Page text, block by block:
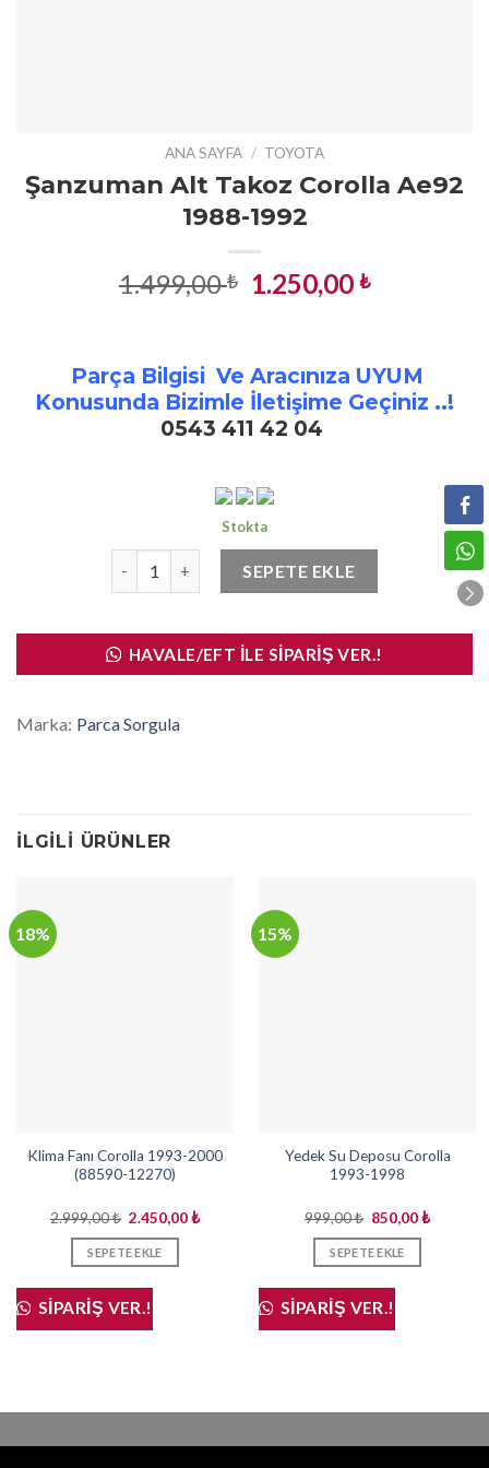
ANA SAYFA / TOYOTA
Şanzuman Alt Takoz Corolla Ae92
1988-1992
1.499,00₺
Orijinal
1.250,00₺Şu
1.250,00
Parça Bilgisi Ve Aracınıza UYUM
Konusunda Bizimle İletişime Geçiniz ..!
0543 411 42 04
Stokta
Şanzuman Alt Takoz Corolla Ae92 1988-1992 adet
SEPETE EKLE
HAVALE/EFT İLE SIPARIŞ VER.!
Marka: Parca Sorgula
İLGILI ÜRÜNLER
18%
Klima Fanı Corolla 1993-2000
(88590-12270)
2.999,00₺ Orijinal
2.999,00 ₺.
2.450,00₺Şu
SEPETE EKLE
SIPARIŞ VER.!
15%
Yedek Su Deposu Corolla
1993-1998
999,00₺ Orijinal
fiyat:
999,00 ₺.
850,00₺Şu
SEPETE EKLE
SIPARIŞ VER.!